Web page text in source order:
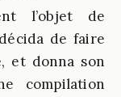
l’objet de
de faire
et donna son
compilation